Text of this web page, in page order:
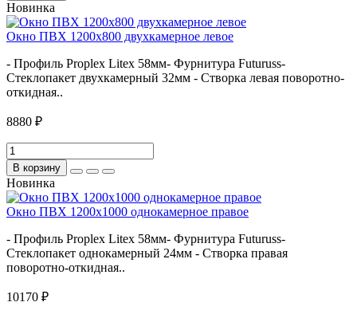
Новинка
Окно ПВХ 1200х800 двухкамерное левое
- Профиль Proplex Litex 58мм- Фурнитура Futuruss-
Стеклопакет двухкамерный 32мм - Створка левая поворотно-
откидная..
8880 ₽
В корзину
Новинка
Окно ПВХ 1200х1000 однокамерное правое
- Профиль Proplex Litex 58мм- Фурнитура Futuruss-
Стеклопакет однокамерный 24мм - Створка правая
поворотно-откидная..
10170 ₽